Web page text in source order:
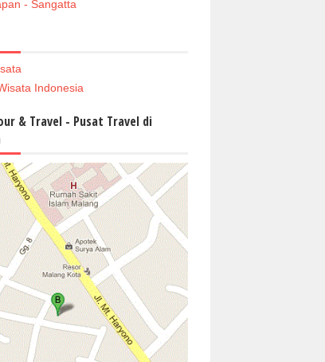
- Sangatta
Indonesia
& Travel - Pusat Travel di